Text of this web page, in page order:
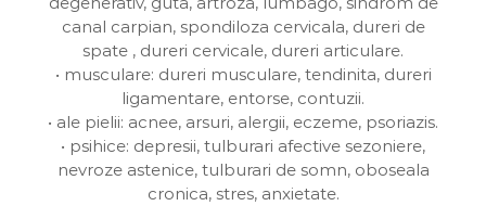
canal carpian, spondiloza cervicala, dureri de
spate , dureri cervicale, dureri articulare.
• musculare: dureri musculare, tendinita, dureri
ligamentare, entorse, contuzii.
• ale pielii: acnee, arsuri, alergii, eczeme, psoriazis.
• psihice: depresii, tulburari afective sezoniere,
nevroze astenice, tulburari de somn, oboseala
cronica, stres, anxietate.